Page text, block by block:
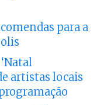
para a
artistas locais